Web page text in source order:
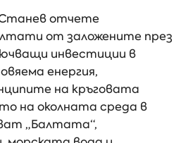
Станев отчете
от заложените през
инвестиции в
енергия,
на кръговата
на околната среда в
„Балтата“,